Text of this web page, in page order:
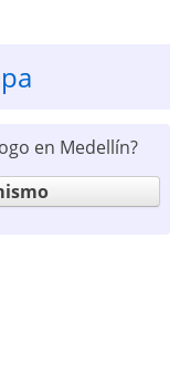
en Medellín?